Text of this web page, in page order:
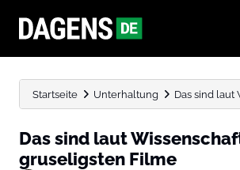
Startseite Unterhaltung Das sind laut
Das sind laut
gruseligsten Filme